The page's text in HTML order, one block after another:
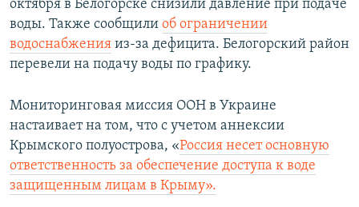
октября в Белогорске снизили давление при подаче
воды. Также сообщили об ограничении
водоснабжения из-за дефицита. Белогорский район
перевели на подачу воды по графику.
Мониторинговая миссия ООН в Украине
настаивает на том, что с учетом аннексии
Крымского полуострова, «Россия несет основную
ответственность за обеспечение доступа к воде
защищенным лицам в Крыму».